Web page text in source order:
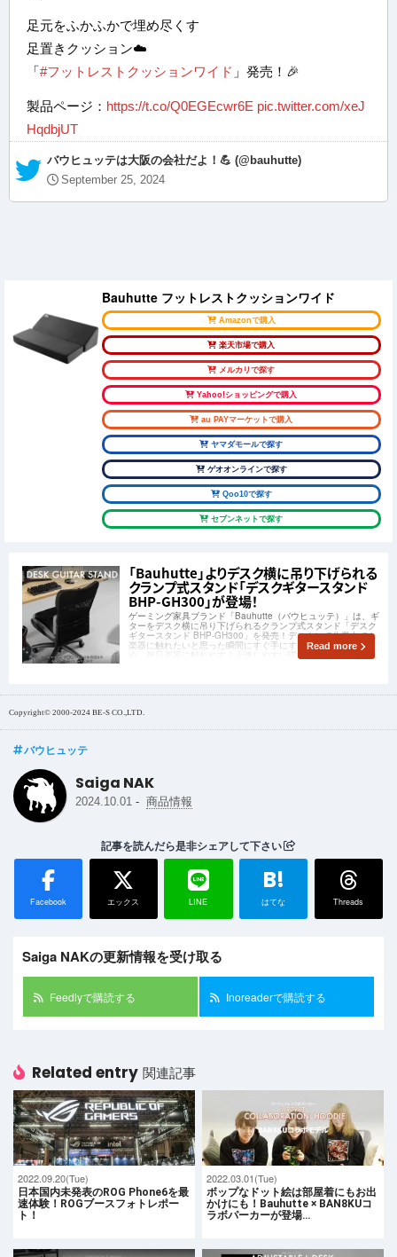
足元をふかふかで埋め尽くす
足置きクッション☁️
「#フットレストクッションワイド 」発売！🎉
製品ページ： https://t.co/Q0EGEcwr6E pic.twitter.com/xeJ
HqdbjUT
— バウヒュッテは大阪の会社だよ！💪 (@bauhutte)
September 25, 2024
Bauhutte フットレストクッションワイド
Amazonで購入
楽天市場で購入
メルカリで探す
Yahoo!ショッピングで購入
au PAYマーケットで購入
ヤマダモールで探す
ゲオオンラインで探す
Qoo10で探す
セブンネットで探す
「Bauhutte」よりデスク横に吊り下げられる
クランプ式スタンド「デスクギタースタンド
BHP-GH300」が登場！
ゲーミング家具ブランド「Bauhutte（バウヒュッテ）」は、ギ
ターをデスク横に吊り下げられるクランプ式スタンド「デスク
ギタースタンド BHP-GH300」を発売！デスクにて作業中でも
楽器に触れたいと思った瞬間にすぐ手にすることができるた
め、毎日楽器に触れやすく上達しやすい環境が作れます。
Read more
Copyright© 2000-2024 BE-S CO.,LTD.
バウヒュッテ
Saiga NAK
2024.10.01 - 商品情報
記事を読んだら是非シェアして下さい
Facebook エックス LINE
B!
はてな Threads
Saiga NAKの更新情報を受け取る
Feedlyで購読する Inoreaderで購読する
Related entry 関連記事
2022.09.20(Tue)
日本国内未発表のROG Phone6を最
速体験！ROGブースフォトレポー
ト！
2022.03.01(Tue)
ボップなドット絵は部屋着にもお出
かけにも！Bauhutte × BAN8KUコ
ラボパーカーが登場…